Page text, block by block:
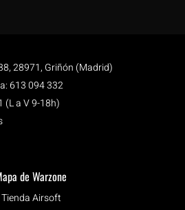
28971, Griñón (Madrid)
613 094 332
(L a V 9-18h)
de Warzone
Tienda Airsoft